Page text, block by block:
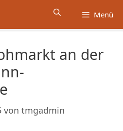
Menü
an der
von tmgadmin